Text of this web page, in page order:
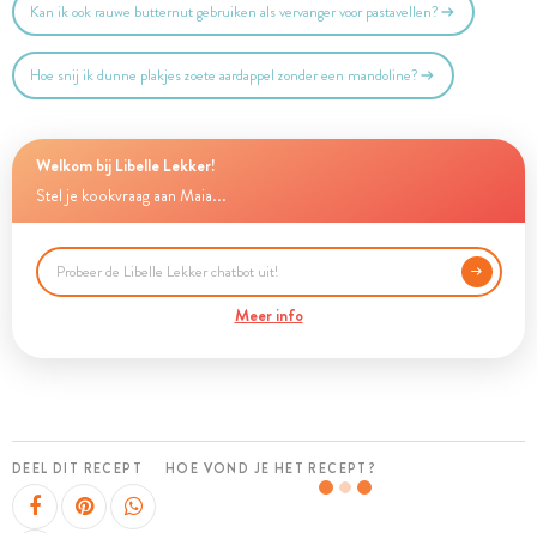
Kan ik ook rauwe butternut gebruiken als vervanger voor pastavellen?
Hoe snij ik dunne plakjes zoete aardappel zonder een mandoline?
Welkom bij Libelle Lekker!
Stel je kookvraag aan Maia...
Meer info
DEEL DIT RECEPT HOE VOND JE HET RECEPT?